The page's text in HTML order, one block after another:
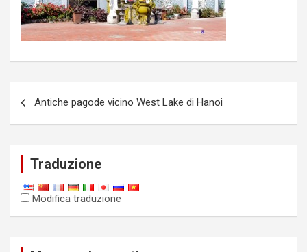
Antiche pagode vicino West Lake di Hanoi
Traduzione
Modifica traduzione